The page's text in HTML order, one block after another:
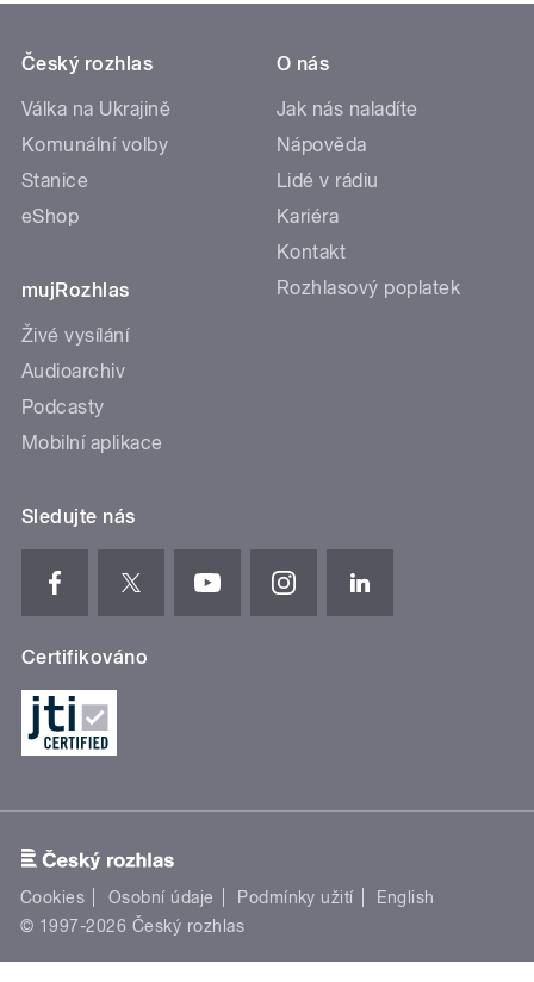
Český rozhlas
Válka na Ukrajině
Komunální volby
Stanice
eShop
mujRozhlas
Živé vysílání
Audioarchiv
Podcasty
Mobilní aplikace
O nás
Jak nás naladíte
Nápověda
Lidé v rádiu
Kariéra
Kontakt
Rozhlasový poplatek
Sledujte nás
Certifikováno
Cookies Osobní údaje Podmínky užití
English
© 1997-2026 Český rozhlas